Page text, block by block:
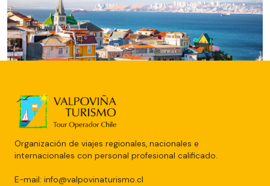
Organización de viajes regionales, nacionales e
internacionales con personal profesional calificado.
E-mail: info@valpovinaturismo.cl